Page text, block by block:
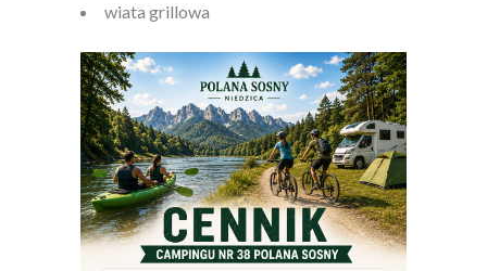
wiata grillowa